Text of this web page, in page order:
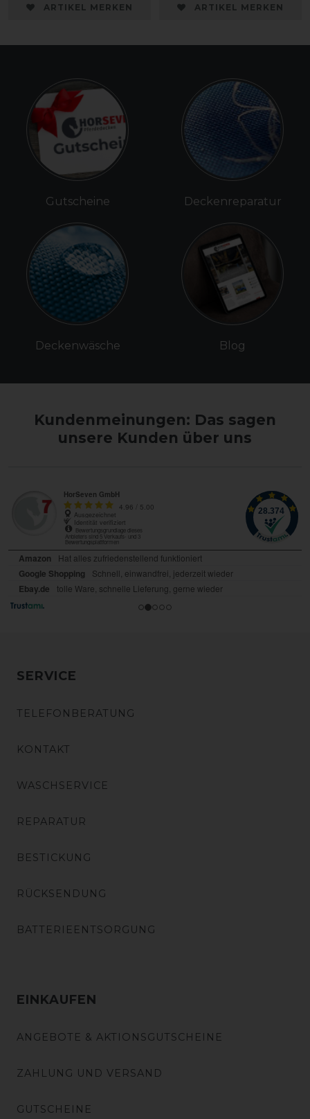
ARTIKEL MERKEN ARTIKEL MERKEN
Gutscheine
Deckenwäsche
Deckenreparatur
Blog
Kundenmeinungen: Das sagen
unsere Kunden über uns
SERVICE
TELEFONBERATUNG
KONTAKT
WASCHSERVICE
REPARATUR
BESTICKUNG
RÜCKSENDUNG
BATTERIEENTSORGUNG
EINKAUFEN
ANGEBOTE & AKTIONSGUTSCHEINE
ZAHLUNG UND VERSAND
GUTSCHEINE